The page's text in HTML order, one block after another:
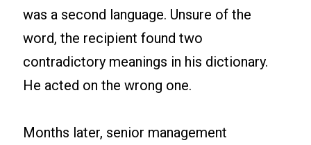
was a second language. Unsure of the
word, the recipient found two
contradictory meanings in his dictionary.
He acted on the wrong one.
Months later, senior management